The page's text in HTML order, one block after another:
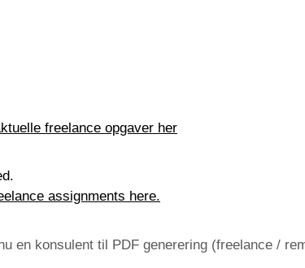
freelance opgaver her
assignments here.
en konsulent til PDF generering (freelance /